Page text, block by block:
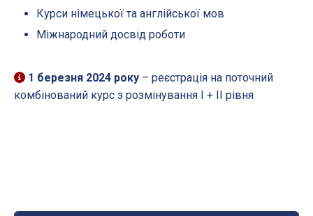
Курси німецької та англійської мов
Міжнародний досвід роботи
1 березня 2024 року – реєстрація на поточний
комбінований курс з розмінування
I + II рівня